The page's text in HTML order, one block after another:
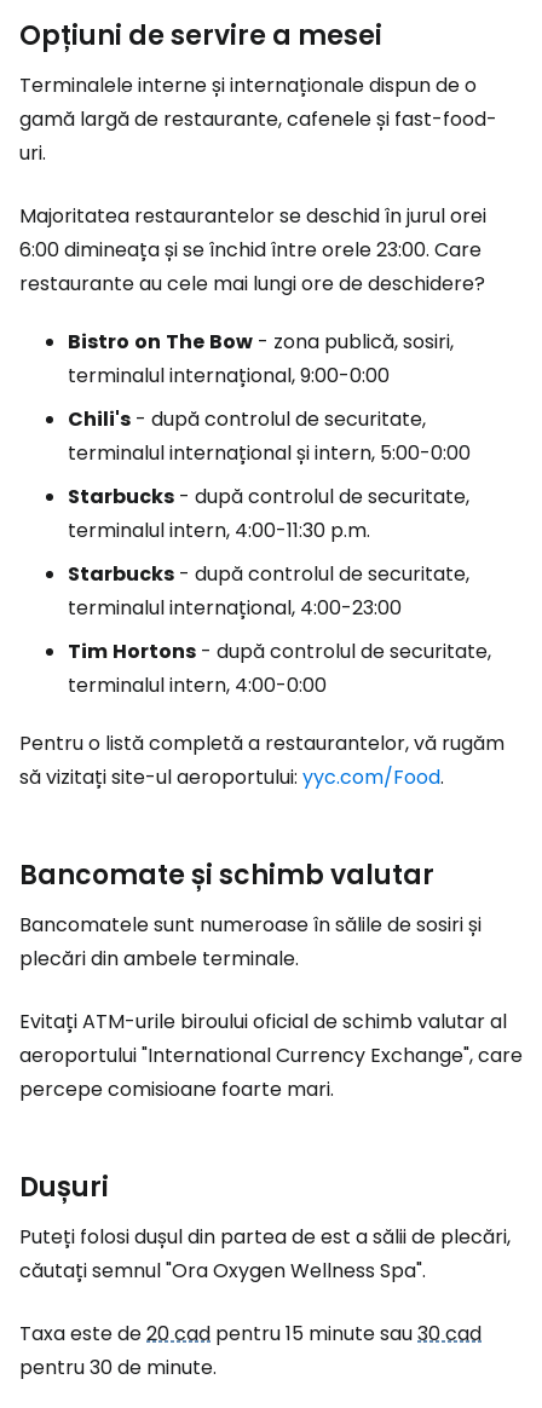
Opțiuni de servire a mesei
Terminalele interne și internaționale dispun de o
gamă largă de restaurante, cafenele și fast-food-
uri.
Majoritatea restaurantelor se deschid în jurul orei
6:00 dimineața și se închid între orele 23:00. Care
restaurante au cele mai lungi ore de deschidere?
Bistro on The Bow - zona publică, sosiri,
terminalul internațional, 9:00-0:00
Chili's - după controlul de securitate,
terminalul internațional și intern, 5:00-0:00
Starbucks - după controlul de securitate,
terminalul intern, 4:00-11:30 p.m.
Starbucks - după controlul de securitate,
terminalul internațional, 4:00-23:00
Tim Hortons - după controlul de securitate,
terminalul intern, 4:00-0:00
Pentru o listă completă a restaurantelor, vă rugăm
să vizitați site-ul aeroportului: yyc.com/Food.
Bancomate și schimb valutar
Bancomatele sunt numeroase în sălile de sosiri și
plecări din ambele terminale.
Evitați ATM-urile biroului oficial de schimb valutar al
aeroportului "International Currency Exchange", care
percepe comisioane foarte mari.
Dușuri
Puteți folosi dușul din partea de est a sălii de plecări,
căutați semnul "Ora Oxygen Wellness Spa".
Taxa este de20 cad pentru 15 minute sau30 cad
pentru 30 de minute.